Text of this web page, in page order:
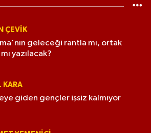
ÇEVİK
geleceği rantla mı, ortak
mı yazılacak?
KARA
giden gençler işsiz kalmıyor